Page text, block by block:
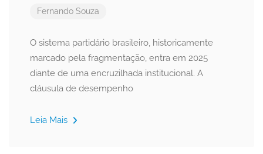
Fernando Souza
O sistema partidário brasileiro, historicamente
marcado pela fragmentação, entra em 2025
diante de uma encruzilhada institucional. A
cláusula de desempenho
Leia Mais